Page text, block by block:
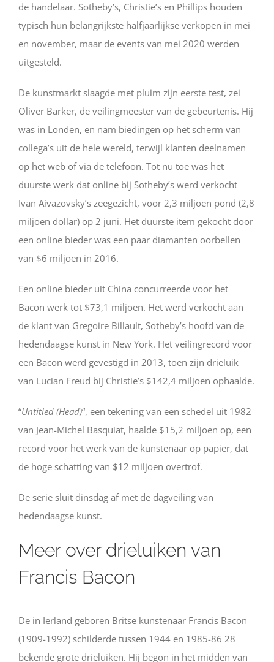
de handelaar. Sotheby’s, Christie’s en Phillips houden
typisch hun belangrijkste halfjaarlijkse verkopen in mei
en november, maar de events van mei 2020 werden
uitgesteld.
De kunstmarkt slaagde met pluim zijn eerste test, zei
Oliver Barker, de veilingmeester van de gebeurtenis. Hij
was in Londen, en nam biedingen op het scherm van
collega’s uit de hele wereld, terwijl klanten deelnamen
op het web of via de telefoon. Tot nu toe was het
duurste werk dat online bij Sotheby’s werd verkocht
Ivan Aivazovsky’s zeegezicht, voor 2,3 miljoen pond (2,8
miljoen dollar) op 2 juni. Het duurste item gekocht door
een online bieder was een paar diamanten oorbellen
van $6 miljoen in 2016.
Een online bieder uit China concurreerde voor het
Bacon werk tot $73,1 miljoen. Het werd verkocht aan
de klant van Gregoire Billault, Sotheby’s hoofd van de
hedendaagse kunst in New York. Het veilingrecord voor
een Bacon werd gevestigd in 2013, toen zijn drieluik
van Lucian Freud bij Christie’s $142,4 miljoen ophaalde.
“Untitled (Head)“, een tekening van een schedel uit 1982
van Jean-Michel Basquiat, haalde $15,2 miljoen op, een
record voor het werk van de kunstenaar op papier, dat
de hoge schatting van $12 miljoen overtrof.
De serie sluit dinsdag af met de dagveiling van
hedendaagse kunst.
Meer over drieluiken van
Francis Bacon
De in Ierland geboren Britse kunstenaar Francis Bacon
(1909-1992) schilderde tussen 1944 en 1985-86 28
bekende grote drieluiken. Hij begon in het midden van